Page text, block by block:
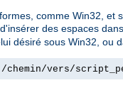
comme Win32, et
des espaces
désiré sous Win32, ou
/chemin/vers/